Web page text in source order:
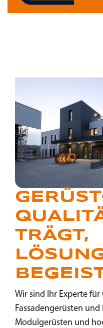
TRÄGT,
Wir sind Ihr Experte
Fassadengerüsten
Modulgerüsten und